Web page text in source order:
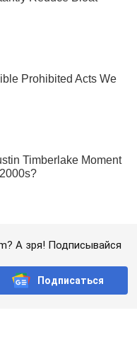
А зря! Подписывайся
Подписаться